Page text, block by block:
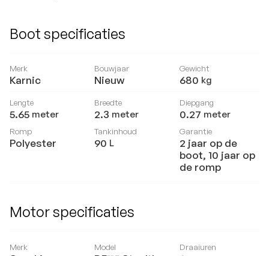
Boot specificaties
Merk
Karnic
Bouwjaar
Nieuw
Gewicht
680 kg
Lengte
5.65 meter
Breedte
2.3 meter
Diepgang
0.27 meter
Romp
Polyester
Tankinhoud
90 L
Garantie
2 jaar op de
boot, 10 jaar op
de romp
Motor specificaties
Merk Model Draaiuren